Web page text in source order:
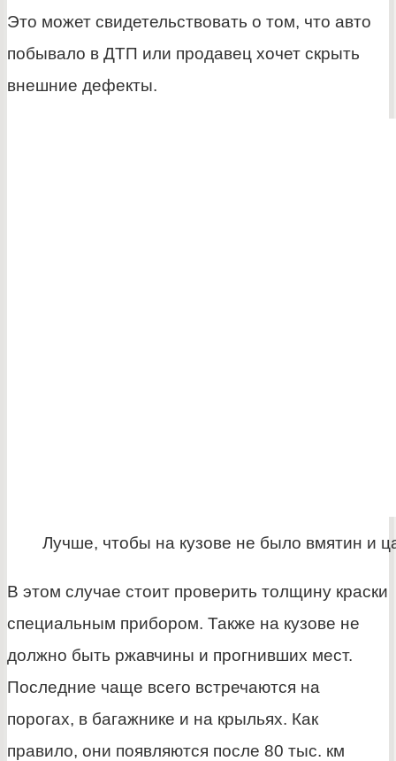
Это может свидетельствовать о том, что авто
побывало в ДТП или продавец хочет скрыть
внешние дефекты.
Лучше, чтобы на кузове не было вмятин и
В этом случае стоит проверить толщину краски
специальным прибором. Также на кузове не
должно быть ржавчины и прогнивших мест.
Последние чаще всего встречаются на
порогах, в багажнике и на крыльях. Как
правило, они появляются после 80 тыс. км